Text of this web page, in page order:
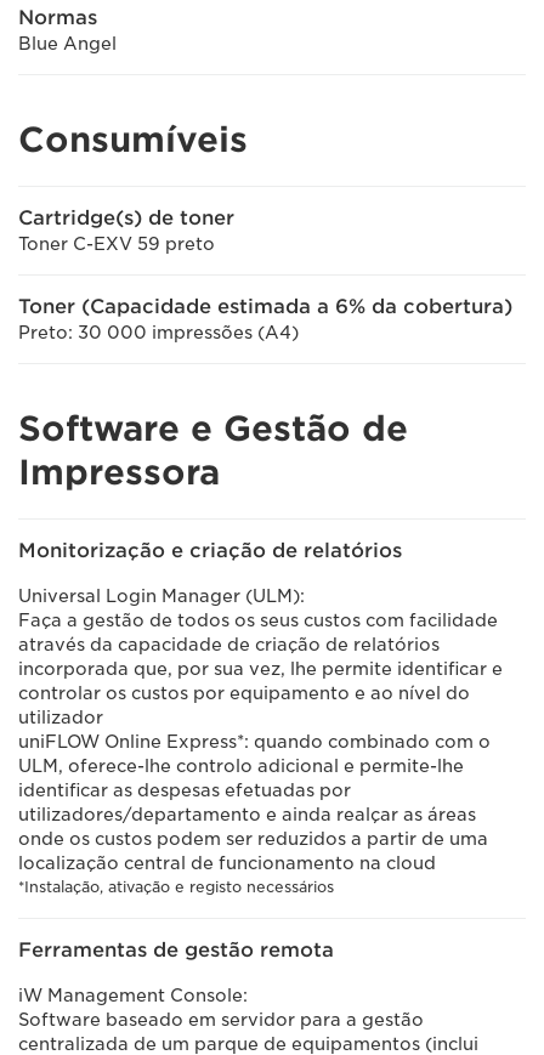
Normas
Blue Angel
Consumíveis
Cartridge(s) de toner
Toner C-EXV 59 preto
Toner (Capacidade estimada a 6% da cobertura)
Preto: 30 000 impressões (A4)
Software e Gestão de
Impressora
Monitorização e criação de relatórios
Universal Login Manager (ULM):
Faça a gestão de todos os seus custos com facilidade
através da capacidade de criação de relatórios
incorporada que, por sua vez, lhe permite identificar e
controlar os custos por equipamento e ao nível do
utilizador
uniFLOW Online Express*: quando combinado com o
ULM, oferece-lhe controlo adicional e permite-lhe
identificar as despesas efetuadas por
utilizadores/departamento e ainda realçar as áreas
onde os custos podem ser reduzidos a partir de uma
localização central de funcionamento na cloud
*Instalação, ativação e registo necessários
Ferramentas de gestão remota
iW Management Console:
Software baseado em servidor para a gestão
centralizada de um parque de equipamentos (inclui